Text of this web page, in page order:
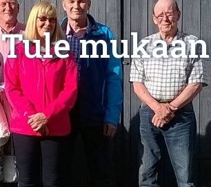
Tule mukaan